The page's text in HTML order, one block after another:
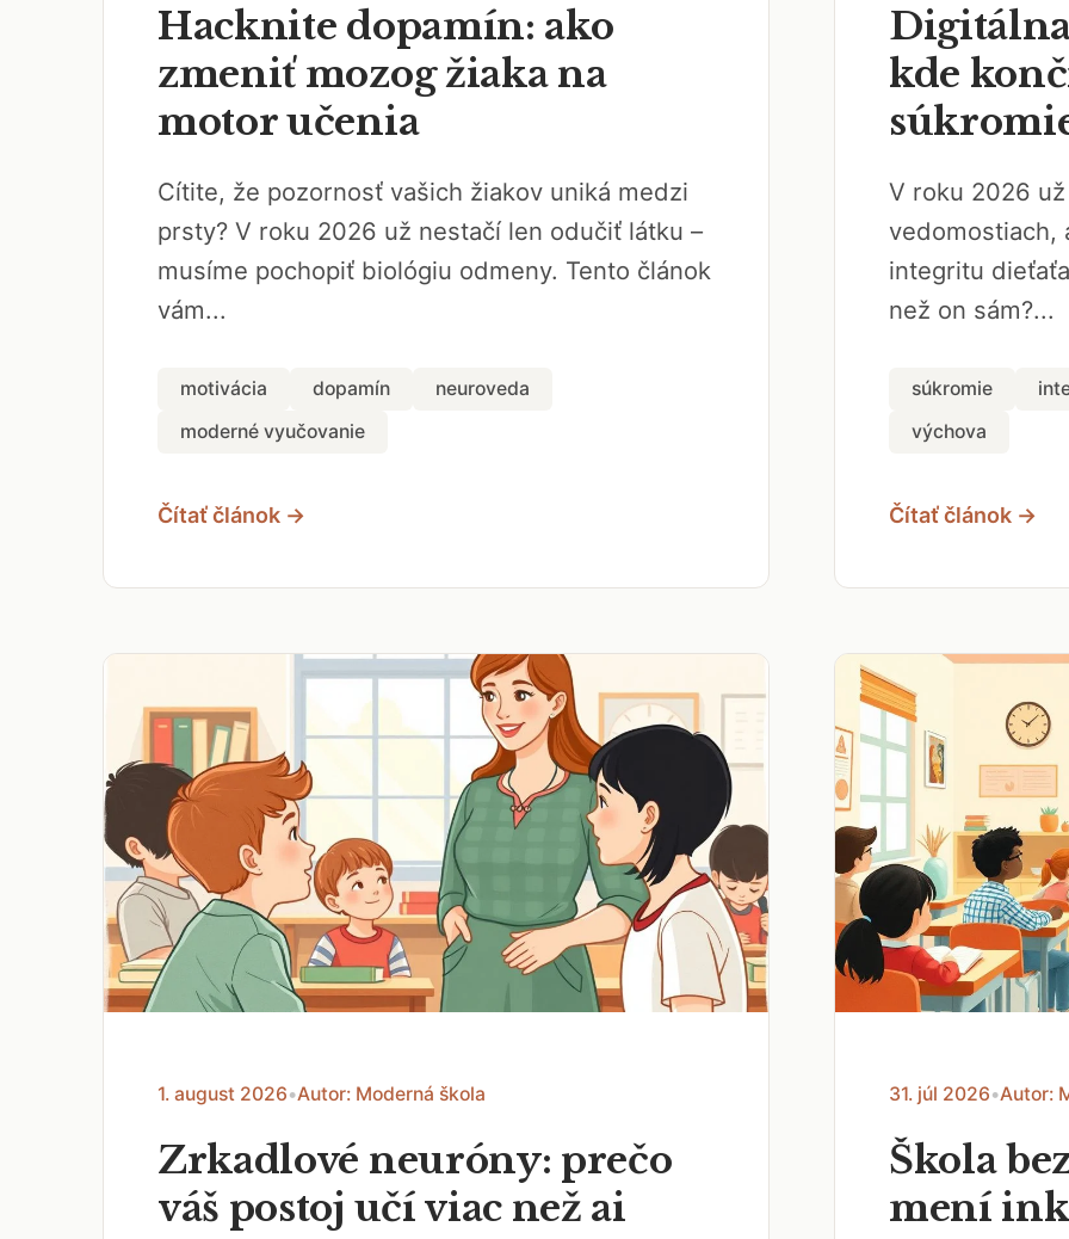
Hacknite dopamín: ako
zmeniť mozog žiaka na
motor učenia
Cítite, že pozornosť vašich žiakov uniká medzi
prsty? V roku 2026 už nestačí len odučiť látku –
musíme pochopiť biológiu odmeny. Tento článok
vám...
motivácia dopamín
neuroveda
moderné vyučovanie
Čítať článok →
kde
V roku 2026
vedomostiach,
integritu
než on sám?...
súkromie
výchova
Čítať článok →
1. august 2026•Autor: Moderná škola
Zrkadlové neuróny: prečo
váš postoj učí viac než ai
31. júl 2026•Autor:
Škola
mení